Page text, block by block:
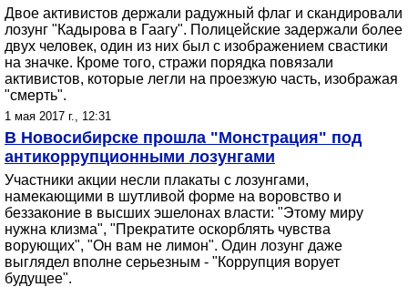
Двое активистов держали радужный флаг и скандировали
лозунг "Кадырова в Гаагу". Полицейские задержали более
двух человек, один из них был с изображением свастики
на значке. Кроме того, стражи порядка повязали
активистов, которые легли на проезжую часть, изображая
"смерть".
1 мая 2017 г., 12:31
В Новосибирске прошла "Монстрация" под
антикоррупционными лозунгами
Участники акции несли плакаты с лозунгами,
намекающими в шутливой форме на воровство и
беззаконие в высших эшелонах власти: "Этому миру
нужна клизма", "Прекратите оскорблять чувства
ворующих", "Он вам не лимон". Один лозунг даже
выглядел вполне серьезным - "Коррупция ворует
будущее".